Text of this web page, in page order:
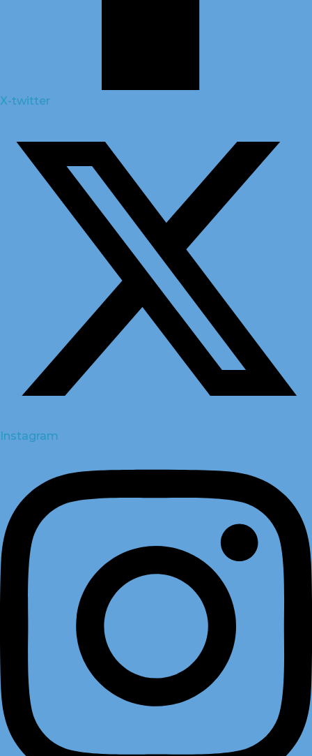
X-twitter
Instagram